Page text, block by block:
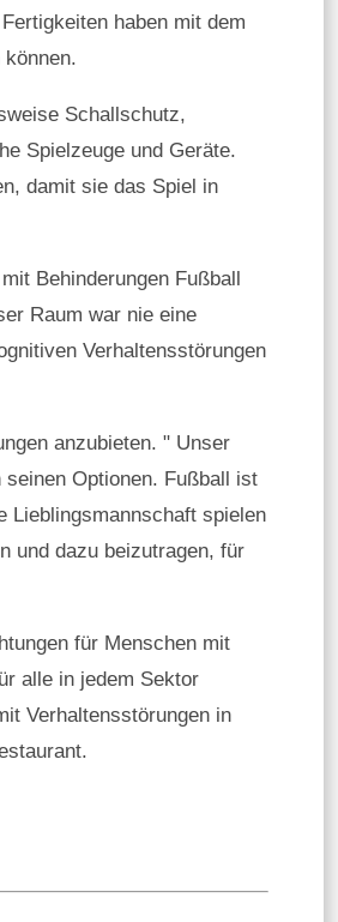
haben mit dem
Schallschutz,
Spielzeuge und Geräte.
damit sie das Spiel in
Behinderungen Fußball
Raum war nie eine
Verhaltensstörungen
anzubieten. " Unser
Optionen. Fußball ist
Lieblingsmannschaft spielen
und dazu beizutragen, für
für Menschen mit
alle in jedem Sektor
Verhaltensstörungen in